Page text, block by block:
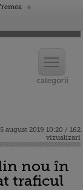
august 2019 10:20 / 162
vizualizari
nou în
traficul